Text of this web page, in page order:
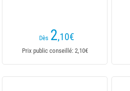
Dès 2,10€
Prix public conseillé: 2,10€